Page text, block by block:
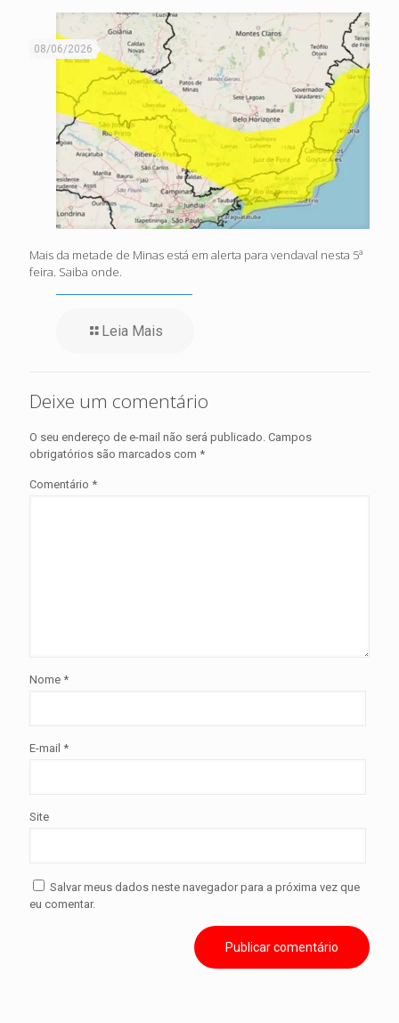
08/06/2026
Mais da metade de Minas está em alerta para vendaval nesta 5ª
feira. Saiba onde.
Leia Mais
Deixe um comentário
O seu endereço de e-mail não será publicado. Campos
obrigatórios são marcados com *
Comentário *
Nome *
E-mail *
Site
Salvar meus dados neste navegador para a próxima vez que
eu comentar.